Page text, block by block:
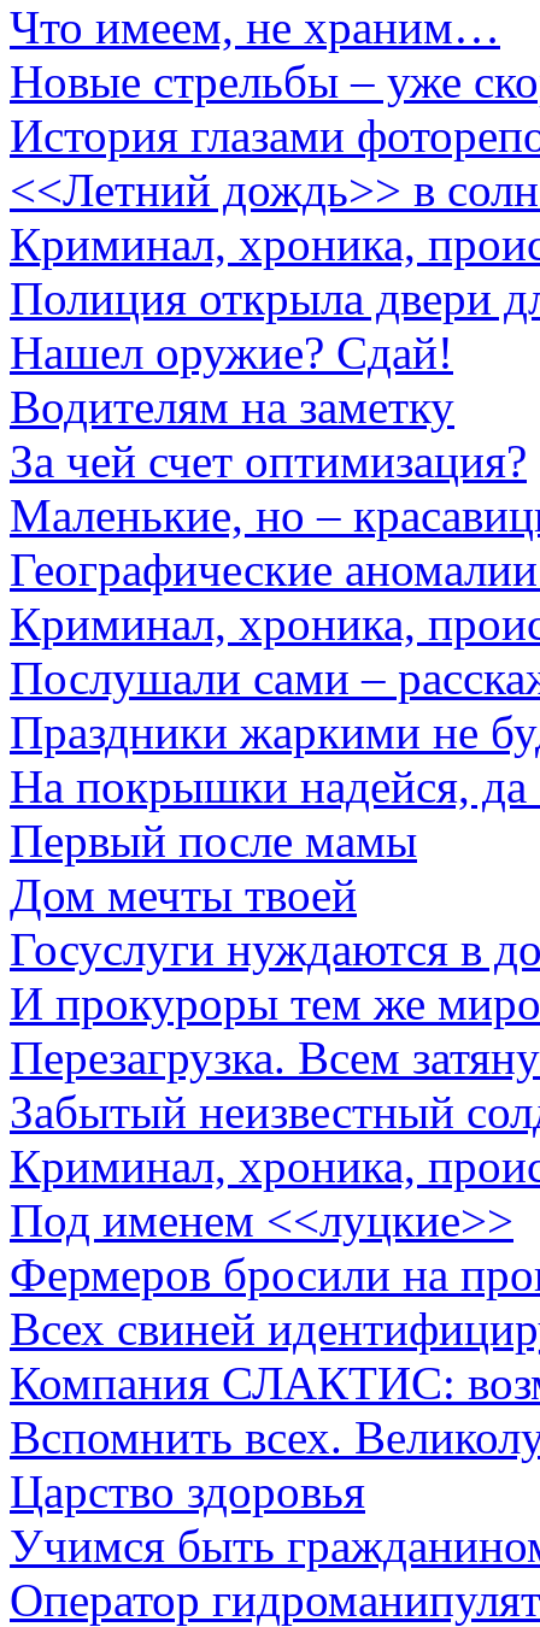
Что имеем, не храним…
Новые стрельбы – уже
История глазами
<<Летний дождь>> в
Криминал, хроника,
Полиция открыла двери
Нашел оружие? Сдай!
Водителям на заметку
За чей счет оптимизация?
Маленькие, но –
Географические
Криминал, хроника,
Послушали сами –
Праздники жаркими не
На покрышки надейся,
Первый после мамы
Дом мечты твоей
Госуслуги нуждаются в
И прокуроры тем же
Перезагрузка. Всем
Забытый неизвестный
Криминал, хроника,
Под именем <<луцкие>>
Фермеров бросили на
Всех свиней
Компания СЛАКТИС:
Вспомнить всех.
Царство здоровья
Учимся быть
Оператор